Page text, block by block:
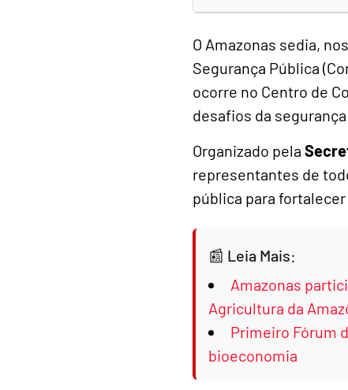
O Amazonas sedia,
Segurança Pública
ocorre no Centro de
desafios da
Organizado pela
representantes de
pública para
Leia Mais:
Amazonas
Agricultura da
Primeiro Fórum
bioeconomia